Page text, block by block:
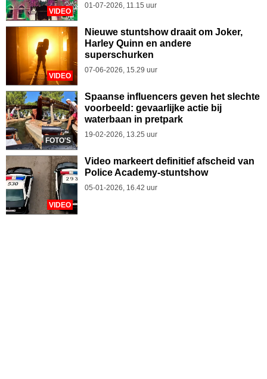
VIDEO
01-07-2026, 11.15 uur
VIDEO
Nieuwe stuntshow draait om Joker,
Harley Quinn en andere
superschurken
07-06-2026, 15.29 uur
FOTO'S
Spaanse influencers geven het slechte
voorbeeld: gevaarlijke actie bij
waterbaan in pretpark
19-02-2026, 13.25 uur
VIDEO
Video markeert definitief afscheid van
Police Academy-stuntshow
05-01-2026, 16.42 uur